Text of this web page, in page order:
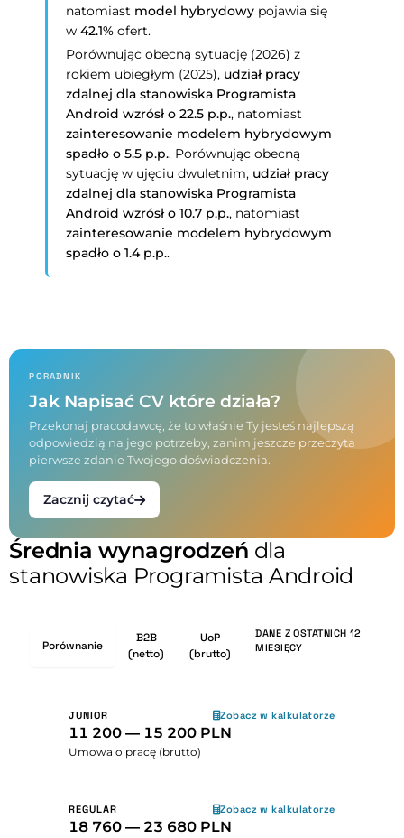
natomiast model hybrydowy pojawia się
w42.1% ofert.
Porównując obecną sytuację (2026) z
rokiem ubiegłym (2025), udział pracy
zdalnej dla stanowiska Programista
Android wzrósł o 22.5 p.p., natomiast
zainteresowanie modelem hybrydowym
spadło o 5.5 p.p.. Porównując obecną
sytuację w ujęciu dwuletnim, udział pracy
zdalnej dla stanowiska Programista
Android wzrósł o 10.7 p.p., natomiast
zainteresowanie modelem hybrydowym
spadło o 1.4 p.p..
PORADNIK
Jak Napisać CV które działa?
Przekonaj pracodawcę, że to właśnie Ty jesteś najlepszą
odpowiedzią na jego potrzeby, zanim jeszcze przeczyta
pierwsze zdanie Twojego doświadczenia.
Zacznij czytać
Średnia wynagrodzeń dla
stanowiska Programista Android
Porównanie
B2B
(netto)
UoP
(brutto)
DANE Z OSTATNICH 12
MIESIĘCY
JUNIOR Zobacz w kalkulatorze
11 200 — 15 200 PLN
Umowa o pracę (brutto)
REGULAR Zobacz w kalkulatorze
18 760 — 23 680 PLN